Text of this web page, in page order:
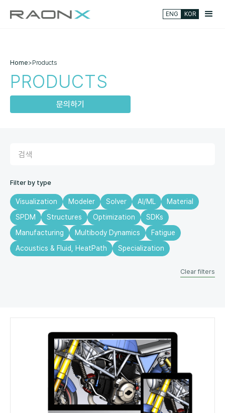
ENG KOR
Home>Products
PRODUCTS
문의하기
Filter by type
Visualization Modeler Solver AI/ML
Material
SPDM
Structures Optimization
SDKs
Manufacturing
Multibody Dynamics
Fatigue
Acoustics & Fluid, HeatPath
Specialization
Clear filters